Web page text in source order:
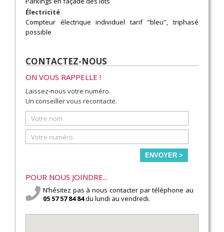
Électricité
Compteur électrique individuel tarif "bleu", triphasé
possible
CONTACTEZ-NOUS
ON VOUS RAPPELLE !
Laissez-nous votre numéro.
Un conseiller vous recontacte.
ENVOYER >
POUR NOUS JOINDRE...
N’hésitez pas à nous contacter par téléphone au
05 57 57 84 84du lundi au vendredi.